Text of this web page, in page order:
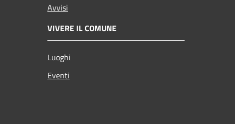
Avvisi
VIVERE IL COMUNE
Luoghi
Eventi